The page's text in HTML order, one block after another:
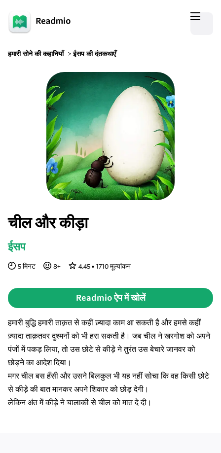
हमारी सोने की कहानियाँ > ईसप की दंतकथाएँ
चील और कीड़ा
ईसप
5 मिनट 8+ 4.45 • 1710 मूल्यांकन
Readmio ऐप में खोलें
हमारी बुद्धि हमारी ताक़त से कहीं ज़्यादा काम आ सकती है और हमसे कहीं
ज़्यादा ताक़तवर दुश्मनों को भी हरा सकती है। जब चील ने खरगोश को अपने
पंजों में पकड़ लिया, तो उस छोटे से कीड़े ने तुरंत उस बेचारे जानवर को
छोड़ने का आदेश दिया।
मगर चील बस हँसी और उसने बिलकुल भी यह नहीं सोचा कि वह किसी छोटे
से कीड़े की बात मानकर अपने शिकार को छोड़ देगी।
लेकिन अंत में कीड़े ने चालाकी से चील को मात दे दी।